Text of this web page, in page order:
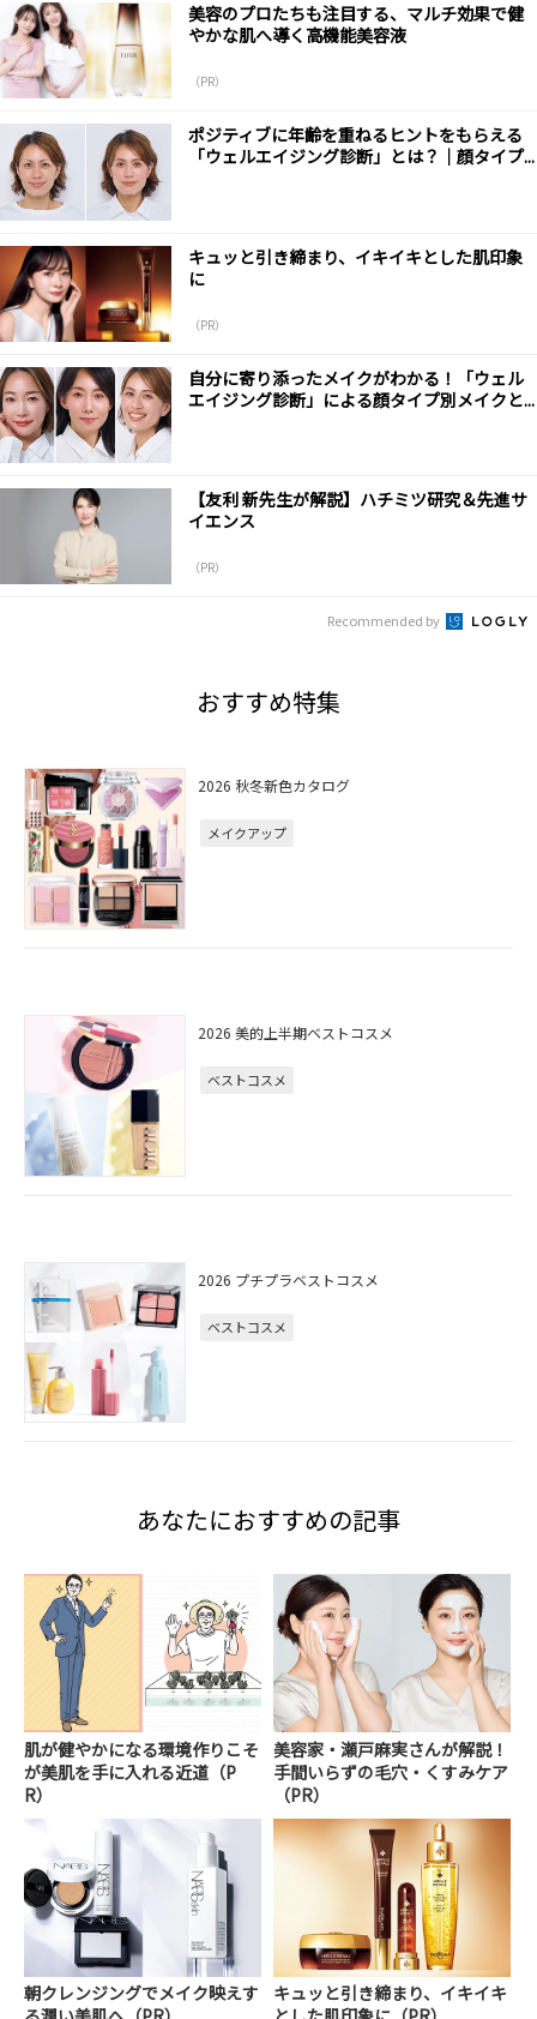
美容のプロたちも注目する、マルチ効果で健
やかな肌へ導く高機能美容液
（PR）
ポジティブに年齢を重ねるヒントをもらえる
「ウェルエイジング診断」とは？｜顔タイプ...
キュッと引き締まり、イキイキとした肌印象
に
（PR）
自分に寄り添ったメイクがわかる！「ウェル
エイジング診断」による顔タイプ別メイクと...
【友利 新先生が解説】ハチミツ研究＆先進サ
イエンス
（PR）
Recommended by
おすすめ特集
2026 秋冬新色カタログ
メイクアップ
2026 美的上半期ベストコスメ
ベストコスメ
2026 プチプラベストコスメ
ベストコスメ
あなたにおすすめの記事
肌が健やかになる環境作りこそ
が美肌を手に入れる近道（P
R）
美容家・瀬戸麻実さんが解説！
手間いらずの毛穴・くすみケア
（PR）
朝クレンジングでメイク映えす
キュッと引き締まり、イキイキ